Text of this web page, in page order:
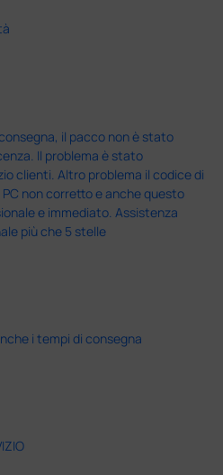
il pacco non è stato
Il problema è stato
clienti. Altro problema il codice di
non corretto e anche questo
e immediato. Assistenza
più che 5 stelle
i tempi di consegna